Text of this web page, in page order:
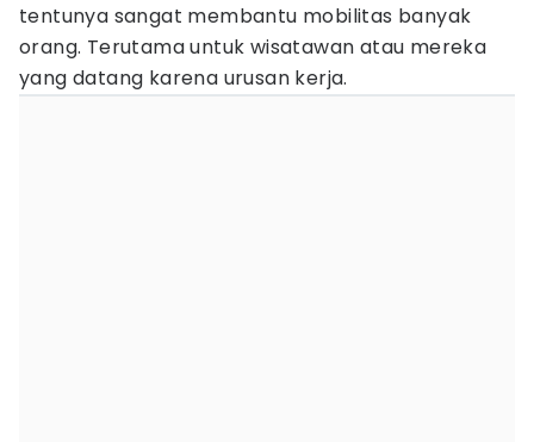
tentunya sangat membantu mobilitas banyak
orang. Terutama untuk wisatawan atau mereka
yang datang karena urusan kerja.